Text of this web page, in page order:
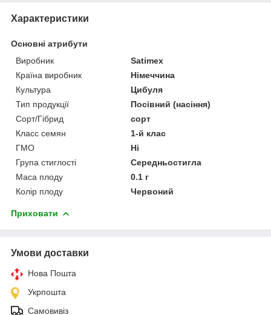
Характеристики
Основні атрибути
Виробник
Satimex
Країна виробник
Німеччина
Культура
Цибуля
Тип продукції
Посівний (насіння)
Сорт/Гібрид
сорт
Класс семян
1-й клас
ГМО
Ні
Група стиглості
Середньостигла
Маса плоду
0.1 г
Колір плоду
Червоний
Приховати
Умови доставки
Нова Пошта
Укрпошта
Самовивіз